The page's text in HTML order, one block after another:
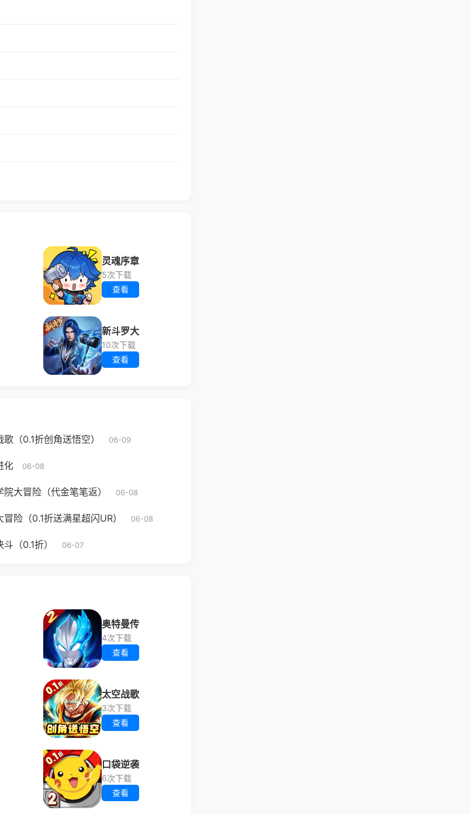
灵魂序章
5次下载
查看
新斗罗大
10次下载
查看
歌（0.1折创角送悟空） 06-09
化 06-08
院大冒险（代金笔笔返） 06-08
冒险（0.1折送满星超闪UR） 06-08
（0.1折） 06-07
奥特曼传
4次下载
查看
太空战歌
3次下载
查看
口袋逆袭
6次下载
查看